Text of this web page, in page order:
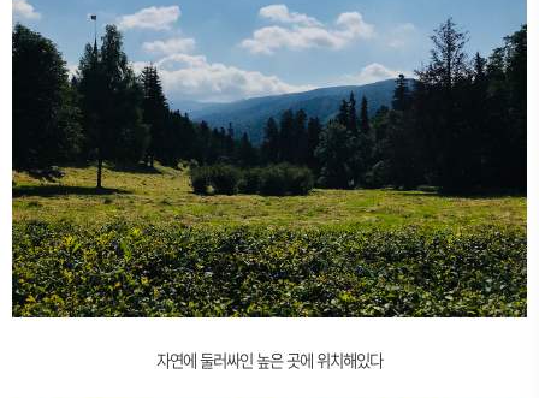
자연에 둘러싸인 높은 곳에 위치해있다